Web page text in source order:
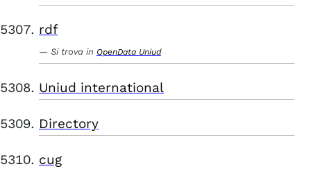
rdf
Si trova in OpenData Uniud
Uniud international
Directory
cug